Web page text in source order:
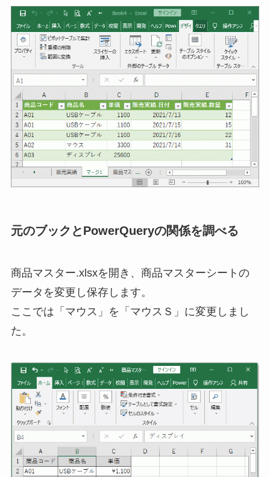
元のブックとPowerQueryの関係を調べる
商品マスター.xlsxを開き、商品マスターシートの
データを変更し保存します。
ここでは「マウス」を「マウスＳ」に変更しまし
た。